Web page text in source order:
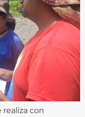
con